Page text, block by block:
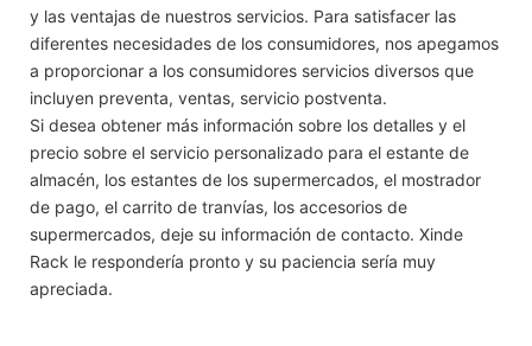
y las ventajas de nuestros servicios. Para satisfacer las
diferentes necesidades de los consumidores, nos apegamos
a proporcionar a los consumidores servicios diversos que
incluyen preventa, ventas, servicio postventa.
Si desea obtener más información sobre los detalles y el
precio sobre el servicio personalizado para el estante de
almacén, los estantes de los supermercados, el mostrador
de pago, el carrito de tranvías, los accesorios de
supermercados, deje su información de contacto. Xinde
Rack le respondería pronto y su paciencia sería muy
apreciada.